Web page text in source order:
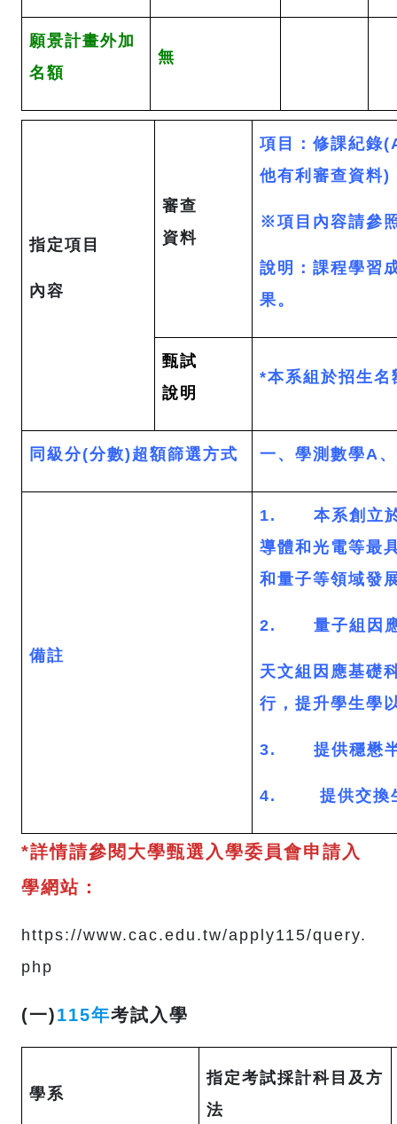
願景計畫外加
名額
無
指定項目
內容
審查
資料
項目：修課紀錄
他有利審查資料)
※項目內容請參
說明：課程學習
果。
甄試
說明
*本系組於招生名
同級分(分數)超額篩選方式 一、學測數學A
備註
1. 本系創立於
導體和光電等最
和量子等領域發
2. 量子組因應
天文組因應基礎
行，提升學生學
3. 提供穩懋半導
4. 提供交換生
*詳情請參閱大學甄選入學委員會申請入
學網站：
https://www.cac.edu.tw/apply115/query.
php
(一)115年考試入學
學系
指定考試採計科目及方
法